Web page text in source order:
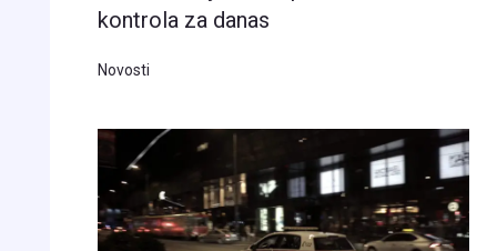
kontrola za danas
Novosti